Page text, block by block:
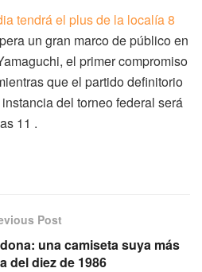
un gran marco de público en
el primer compromiso
que el partido definitorio
del torneo federal será
11 .
Post
una camiseta suya más
del diez de 1986